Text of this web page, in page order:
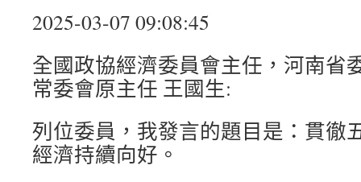
2025-03-07 09:08:45
全國政協經濟委員會主任，河南省
常委會原主任 王國生:
列位委員，我發言的題目是：貫徹
經濟持續向好。